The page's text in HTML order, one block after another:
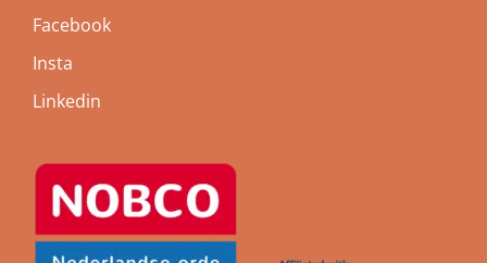
Facebook
Insta
Linkedin